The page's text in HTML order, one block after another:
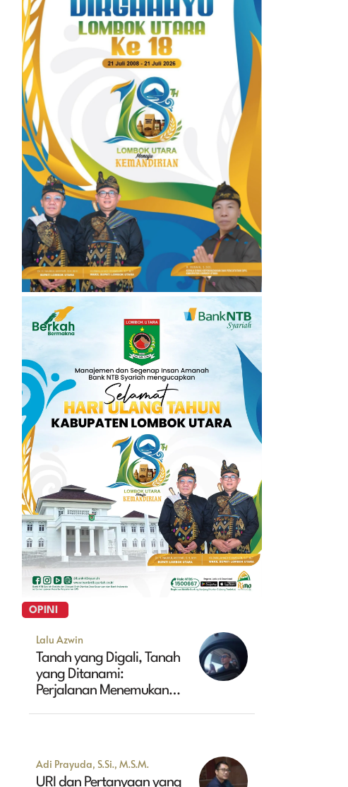
OPINI
Lalu Azwin
Tanah yang Digali, Tanah
yang Ditanami:
Perjalanan Menemukan
Adi Prayuda, S.Si., M.S.M.
URI dan Pertanyaan yang